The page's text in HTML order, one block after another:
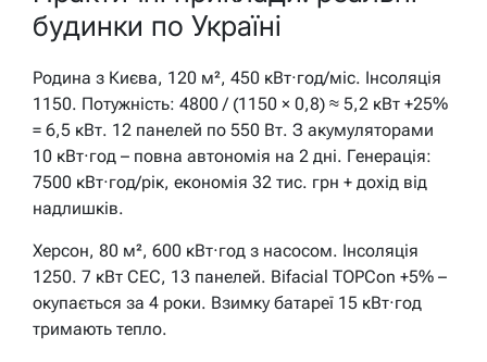
будинки по Україні
Родина з Києва, 120 м², 450 кВт·год/міс. Інсоляція
1150. Потужність: 4800 / (1150 × 0,8) ≈ 5,2 кВт +25%
= 6,5 кВт. 12 панелей по 550 Вт. З акумуляторами
10 кВт·год – повна автономія на 2 дні. Генерація:
7500 кВт·год/рік, економія 32 тис. грн + дохід від
надлишків.
Херсон, 80 м², 600 кВт·год з насосом. Інсоляція
1250. 7 кВт СЕС, 13 панелей. Bifacial TOPCon +5% –
окупається за 4 роки. Взимку батареї 15 кВт·год
тримають тепло.